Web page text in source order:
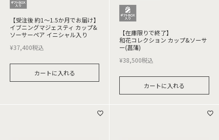
【受注後 約1～1.5か月でお届け】
イブニングマジェスティ カップ&
ソーサーペア イニシャル入り
¥37,400税込
カートに入れる
【在庫限りで終了】
和花コレクション カップ&ソーサ
ー(菖蒲)
¥38,500税込
カートに入れる